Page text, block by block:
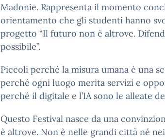
Madonie. Rappresenta il momento
orientamento che gli studenti hanno
progetto “Il futuro non è altrove.
possibile”.
Piccoli perché la misura umana è una
perché ogni luogo merita servizi e
perché il digitale e l’IA sono le alleate
Questo Festival nasce da una
è altrove. Non è nelle grandi città né